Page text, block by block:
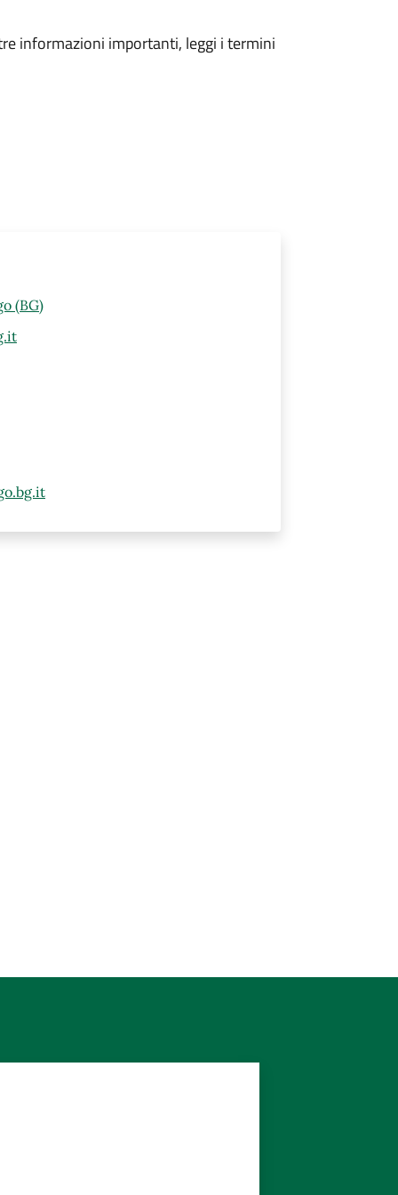
informazioni importanti, leggi i termini
(BG)